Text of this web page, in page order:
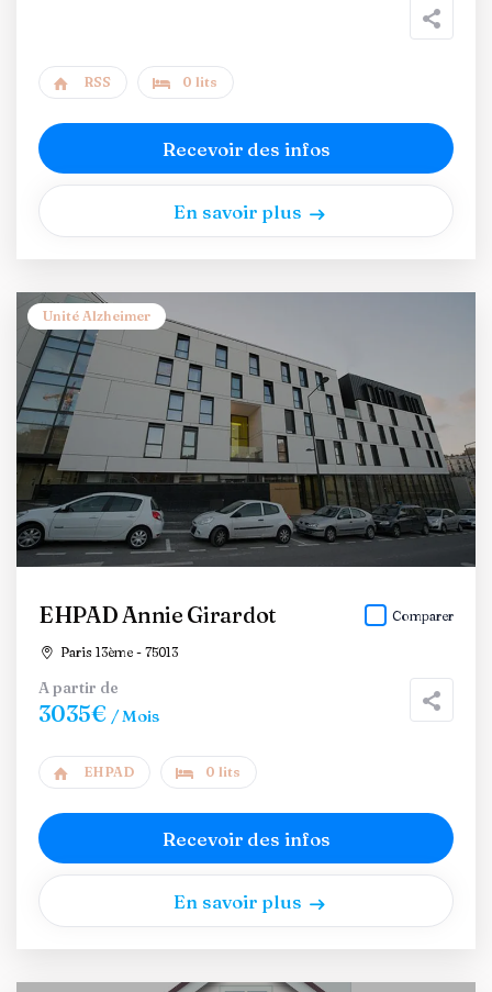
RSS 0 lits
Recevoir des infos
En savoir plus
Unité Alzheimer
EHPAD Annie Girardot
Paris 13ème - 75013
Comparer
A partir de
3035€ / Mois
EHPAD 0 lits
Recevoir des infos
En savoir plus